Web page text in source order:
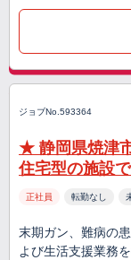
ジョブNo.593364
★ 静岡県焼津
住宅型の施設
正社員 転勤なし
末期ガン、難病の
よび生活支援業務